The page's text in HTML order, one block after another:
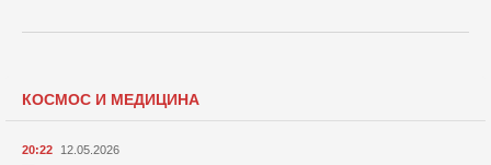
КОСМОС И МЕДИЦИНА
20:22 12.05.2026